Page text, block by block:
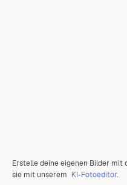
Erstelle deine eigenen Bilder mit
sie mit unserem KI-Fotoeditor.